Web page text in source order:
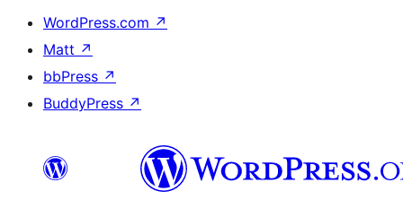
WordPress.com ↗
Matt ↗
bbPress ↗
BuddyPress ↗